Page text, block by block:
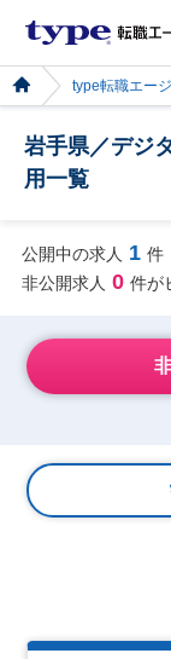
type転職エー
岩手県／デジ
用一覧
公開中の求人 1 件
非公開求人 0 件が